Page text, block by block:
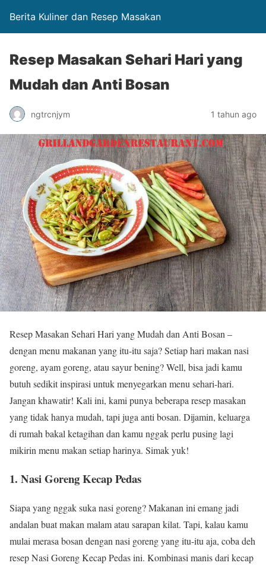
Berita Kuliner dan Resep Masakan
Resep Masakan Sehari Hari yang
Mudah dan Anti Bosan
ngtrcnjym 1 tahun ago
Resep Masakan Sehari Hari yang Mudah dan Anti Bosan –
dengan menu makanan yang itu-itu saja? Setiap hari makan nasi
goreng, ayam goreng, atau sayur bening? Well, bisa jadi kamu
butuh sedikit inspirasi untuk menyegarkan menu sehari-hari.
Jangan khawatir! Kali ini, kami punya beberapa resep masakan
yang tidak hanya mudah, tapi juga anti bosan. Dijamin, keluarga
di rumah bakal ketagihan dan kamu nggak perlu pusing lagi
mikirin menu makan setiap harinya. Simak yuk!
1. Nasi Goreng Kecap Pedas
Siapa yang nggak suka nasi goreng? Makanan ini emang jadi
andalan buat makan malam atau sarapan kilat. Tapi, kalau kamu
mulai merasa bosan dengan nasi goreng yang itu-itu aja, coba deh
resep Nasi Goreng Kecap Pedas ini. Kombinasi manis dari kecap